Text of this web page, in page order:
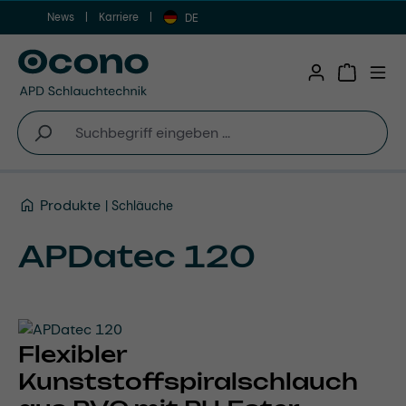
Zum Hauptinhalt springen
News Karriere DE
Produkte Schläuche
APDatec 120
Flexibler
Kunststoffspiralschlauch